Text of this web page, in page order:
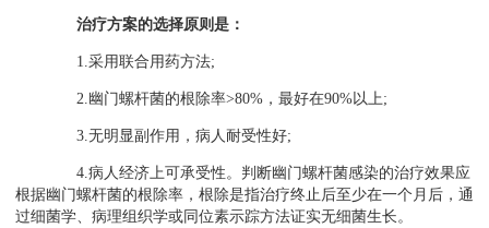
治疗方案的选择原则是：
1.采用联合用药方法;
2.幽门螺杆菌的根除率>80%，最好在90%以上;
3.无明显副作用，病人耐受性好;
4.病人经济上可承受性。判断幽门螺杆菌感染的治疗效果应
根据幽门螺杆菌的根除率，根除是指治疗终止后至少在一个月后，通
过细菌学、病理组织学或同位素示踪方法证实无细菌生长。